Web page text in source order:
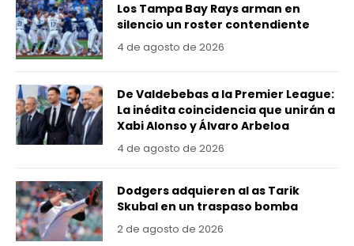
Los Tampa Bay Rays arman en
silencio un roster contendiente
4 de agosto de 2026
De Valdebebas a la Premier League:
La inédita coincidencia que unirán a
Xabi Alonso y Álvaro Arbeloa
4 de agosto de 2026
Dodgers adquieren al as Tarik
Skubal en un traspaso bomba
2 de agosto de 2026